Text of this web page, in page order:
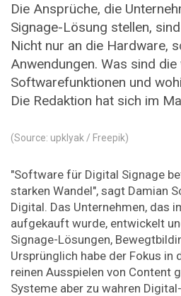
Die Ansprüche, die
Signage-Lösung stellen,
Nicht nur an die Hardware,
Anwendungen. Was sind
Software­funktionen und
Die Redaktion hat sich im
(Source: upklyak / Freepik)
"Software für Digital Signage
starken Wandel", sagt Damian
Digital. Das Unternehmen, das
aufgekauft wurde, entwickelt
Signage-Lösungen,
Ursprünglich habe der Fokus in
reinen Ausspielen von Content
Systeme aber zu wahren